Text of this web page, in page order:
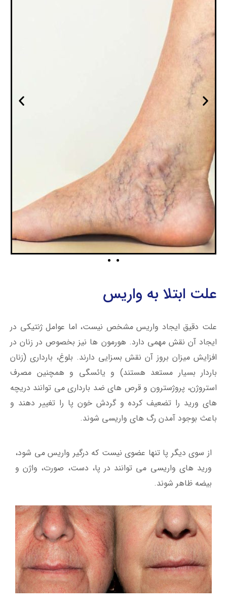
علت ابتلا به واریس
علت دقیق ایجاد واریس مشخص نیست، اما عوامل ژنتیکی در
ایجاد آن نقش مهمی دارد. هورمون ها نیز بخصوص در زنان در
افزایش میزان بروز آن نقش بسزایی دارند. بلوغ، بارداری (زنان
باردار بسیار مستعد هستند) و یائسگی و همچنین مصرف
استروژن، پروژسترون و قرص های ضد بارداری می توانند دریچه
های ورید را تضعیف کرده و گردش خون پا را تغییر دهند و
باعث بوجود آمدن رگ های واریسی شوند.
از سوی دیگر پا تنها عضوی نیست که درگیر واریس می شود،
ورید های واریسی می توانند در پا، دست، صورت، واژن و
بیضه ظاهر شوند.